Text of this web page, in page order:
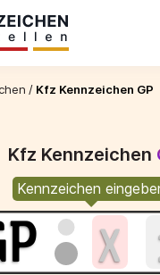
/ Kfz Kennzeichen GP
Kfz Kennzeichen
Kennzeichen